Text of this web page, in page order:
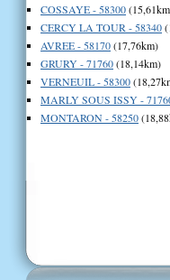
COSSAYE - 58300
CERCY LA TOUR - 58340
AVREE - 58170(17,76km)
GRURY - 71760(18,14km)
VERNEUIL - 58300
MARLY SOUS ISSY -
MONTARON - 58250